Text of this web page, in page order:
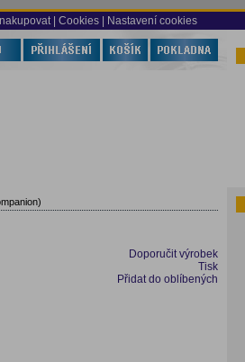
| Cookies | Nastavení cookies
Doporučit výrobek
Tisk
Přidat do oblíbených